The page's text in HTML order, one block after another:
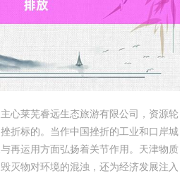
心莱芜睿远生态旅游有限公司，资源轮
折标的。当作中国挫折的工业和口岸城
再运用方面弘扬着关节作用。天津物质
灭物对环境的混浊，还为经济发展注入